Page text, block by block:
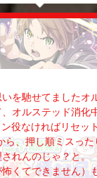
を馳せてましたオ
オルステッド消化
役なければリセッ
ら、押し順ミスっ
れんのじゃ？と。
くてできません）